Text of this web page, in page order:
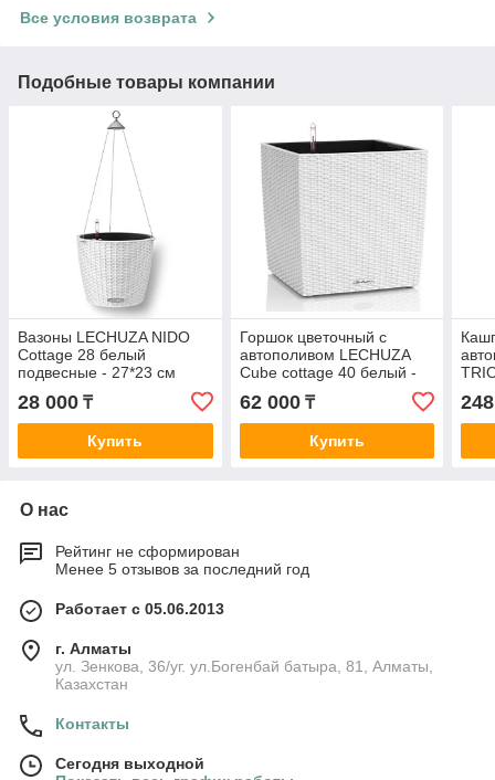
Все условия возврата
Подобные товары компании
Вазоны LECHUZA NIDO
Cottage 28 белый
подвесные - 27*23 см
28 000 ₸
Купить
Горшок цветочный с
автополивом LECHUZA
Cube cottage 40 белый -
40*40*40 см
62 000₸
Купить
О нас
Рейтинг не сформирован
Менее 5 отзывов за последний год
Работает с 05.06.2013
г. Алматы
ул. Зенкова, 36/уг. ул.Богенбай батыра, 81, Алматы,
Казахстан
Контакты
Сегодня выходной